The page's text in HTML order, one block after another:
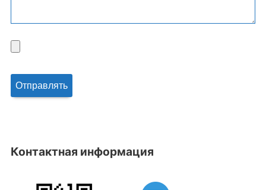
Контактная информация